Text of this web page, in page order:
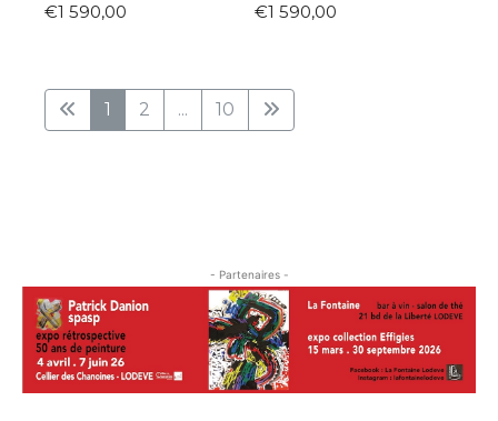
€1 590,00 €1 590,00
1 2 ... 10
- Partenaires -